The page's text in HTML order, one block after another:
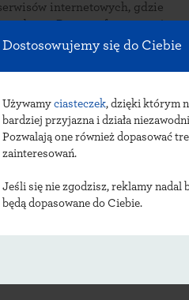
Dostosowujemy się do Ciebie
Używamy ciasteczek, dzięki którym
bardziej przyjazna i działa
Pozwalają one również dopasować
zainteresowań.
Jeśli się nie zgodzisz, reklamy nadal
będą dopasowane do Ciebie.
internetowych, gdzie
wzorów
wykonywane
w Dusocinie.